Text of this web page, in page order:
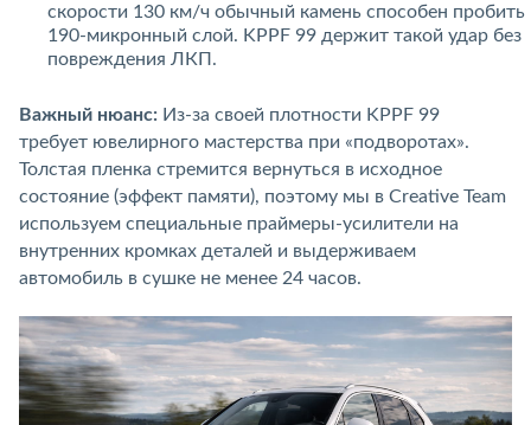
скорости 130 км/ч обычный камень способен пробить
190-микронный слой. KPPF 99 держит такой удар без
повреждения ЛКП.
Важный нюанс: Из-за своей плотности KPPF 99
требует ювелирного мастерства при «подворотах».
Толстая пленка стремится вернуться в исходное
состояние (эффект памяти), поэтому мы в Creative Team
используем специальные праймеры-усилители на
внутренних кромках деталей и выдерживаем
автомобиль в сушке не менее 24 часов.